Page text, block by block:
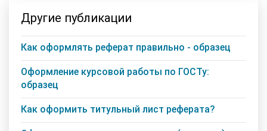
Другие публикации
Как оформлять реферат правильно - образец
Оформление курсовой работы по ГОСТу:
образец
Как оформить титульный лист реферата?